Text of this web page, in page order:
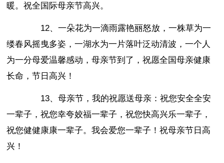
暖。祝全国际母亲节高兴。
12、一朵花为一滴雨露艳丽怒放，一株草为一
缕春风摇曳多姿，一湖水为一片落叶泛动清波，一个人
为一分母爱温馨感动，母亲节到了，祝愿全国母亲健康
长命，节日高兴！
13、母亲节，我的祝愿送母亲：祝您安全全安
一辈子，祝您幸夸姣福一辈子，祝您快高兴乐一辈子，
祝您健健康康一辈子。我会爱您一辈子！祝母亲节日高
兴！